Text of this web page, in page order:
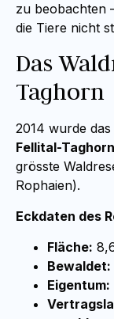
zu beobachten
die Tiere nicht
Das
Taghorn
2014 wurde
Fellital-Taghorn
grösste
Rophaien).
Eckdaten des
Fläche:
Bewaldet:
Eigentum: